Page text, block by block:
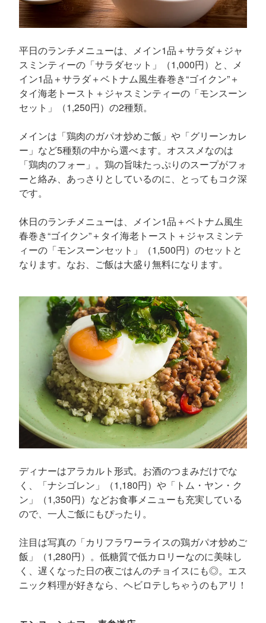
平日のランチメニューは、メイン1品＋サラダ＋ジャ
スミンティーの「サラダセット」（1,000円）と、メ
イン1品＋サラダ＋ベトナム風生春巻き“ゴイクン”＋
タイ海老トースト＋ジャスミンティーの「モンスーン
セット」（1,250円）の2種類。
メインは「鶏肉のガパオ炒めご飯」や「グリーンカレ
ー」など5種類の中から選べます。オススメなのは
「鶏肉のフォー」。鶏の旨味たっぷりのスープがフォ
ーと絡み、あっさりとしているのに、とってもコク深
です。
休日のランチメニューは、メイン1品＋ベトナム風生
春巻き“ゴイクン”＋タイ海老トースト＋ジャスミンテ
ィーの「モンスーンセット」（1,500円）のセットと
なります。なお、ご飯は大盛り無料になります。
ディナーはアラカルト形式。お酒のつまみだけでな
く、「ナシゴレン」（1,180円）や「トム・ヤン・ク
ン」（1,350円）などお食事メニューも充実している
ので、一人ご飯にもぴったり。
注目は写真の「カリフラワーライスの鶏ガパオ炒めご
飯」（1,280円）。低糖質で低カロリーなのに美味し
く、遅くなった日の夜ごはんのチョイスにも◎。エス
ニック料理が好きなら、ヘビロテしちゃうのもアリ！